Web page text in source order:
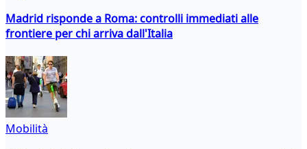
Madrid risponde a Roma: controlli immediati alle
frontiere per chi arriva dall'Italia
Mobilità